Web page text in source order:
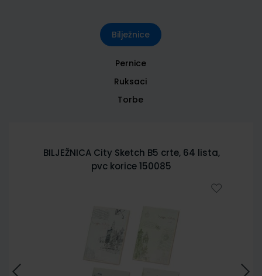
Bilježnice
Pernice
Ruksaci
Torbe
BILJEŽNICA City Sketch B5 crte, 64 lista,
pvc korice 150085